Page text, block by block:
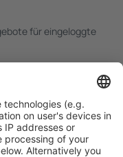
für eingeloggte